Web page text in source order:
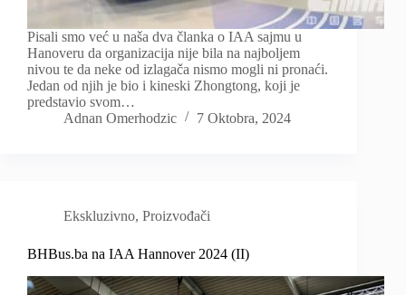
Pisali smo već u naša dva članka o IAA sajmu u
Hanoveru da organizacija nije bila na najboljem
nivou te da neke od izlagača nismo mogli ni pronaći.
Jedan od njih je bio i kineski Zhongtong, koji je
predstavio svom…
Adnan Omerhodzic
7 Oktobra, 2024
Ekskluzivno, Proizvođači
BHBus.ba na IAA Hannover 2024 (II)